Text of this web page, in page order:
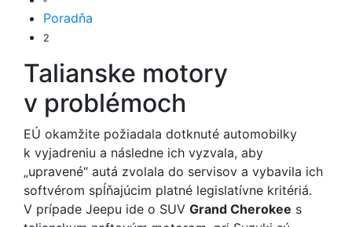
Poradňa
2
Talianske motory
v problémoch
EÚ okamžite požiadala dotknuté automobilky
k vyjadreniu a následne ich vyzvala, aby
„upravené“ autá zvolala do servisov a vybavila ich
softvérom spĺňajúcim platné legislatívne kritériá.
V prípade Jeepu ide o SUV Grand Cherokee s